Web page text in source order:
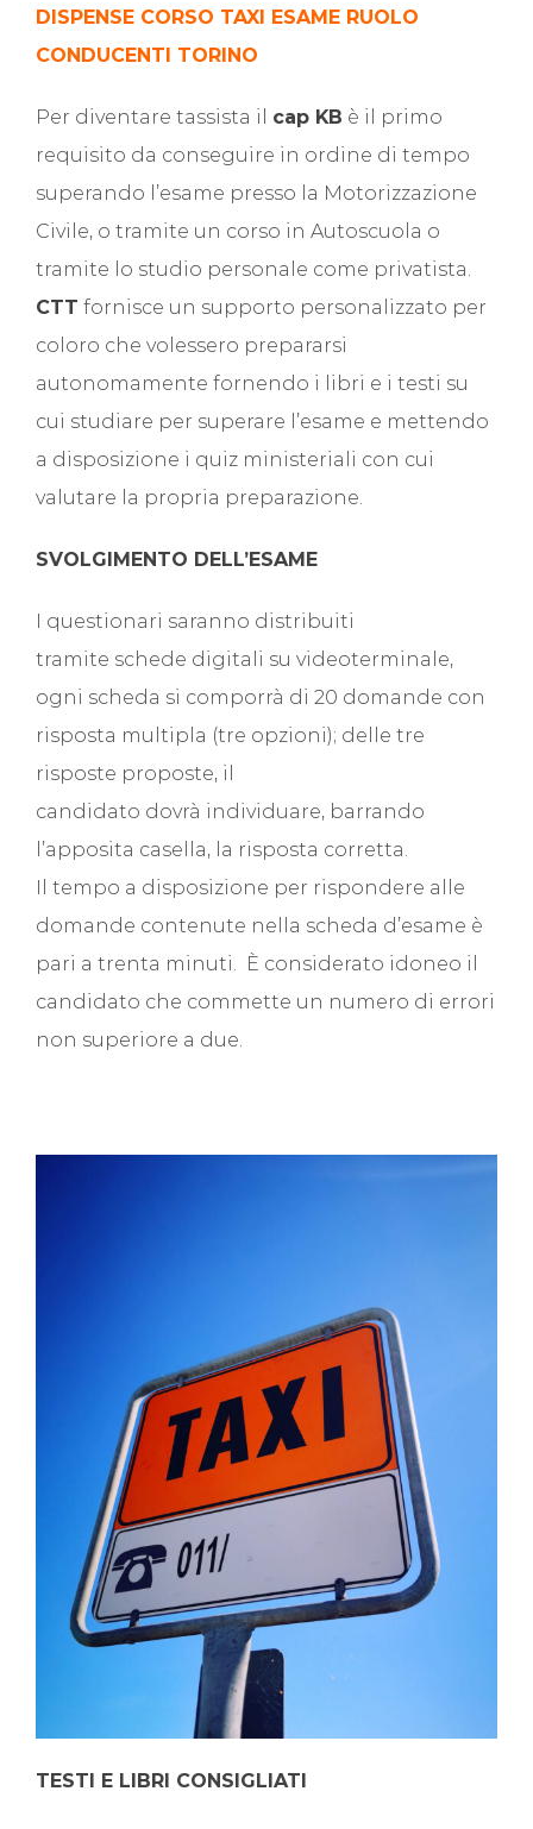
DISPENSE CORSO TAXI ESAME RUOLO
CONDUCENTI TORINO
Per diventare tassista il cap KB è il primo
requisito da conseguire in ordine di tempo
superando l’esame presso la Motorizzazione
Civile, o tramite un corso in Autoscuola o
tramite lo studio personale come privatista.
CTT fornisce un supporto personalizzato per
coloro che volessero prepararsi
autonomamente fornendo i libri e i testi su
cui studiare per superare l’esame e mettendo
a disposizione i quiz ministeriali con cui
valutare la propria preparazione.
SVOLGIMENTO DELL’ESAME
I questionari saranno distribuiti
tramite schede digitali su videoterminale,
ogni scheda si comporrà di 20 domande con
risposta multipla (tre opzioni); delle tre
risposte proposte, il
candidato dovrà individuare, barrando
l’apposita casella, la risposta corretta.
Il tempo a disposizione per rispondere alle
domande contenute nella scheda d’esame è
pari a trenta minuti. È considerato idoneo il
candidato che commette un numero di errori
non superiore a due.
TESTI E LIBRI CONSIGLIATI